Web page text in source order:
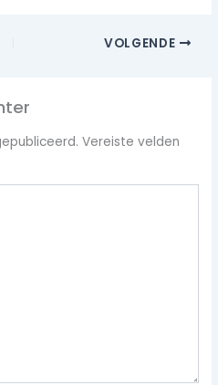
VOLGENDE
Vereiste velden